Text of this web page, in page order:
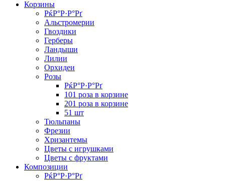
Корзины
РќР°Р·Р°Рґ
Альстромерии
Гвоздики
Герберы
Ландыши
Лилии
Орхидеи
Розы
РќР°Р·Р°Рґ
101 роза в корзине
201 роза в корзине
51 шт
Тюльпаны
Фрезии
Хризантемы
Цветы с игрушками
Цветы с фруктами
Композиции
РќР°Р·Р°Рґ